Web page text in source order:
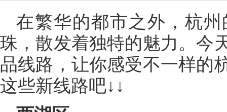
在繁华的都市之外，杭
珠，散发着独特的魅力。今
品线路，让你感受不一样的
这些新线路吧↓↓